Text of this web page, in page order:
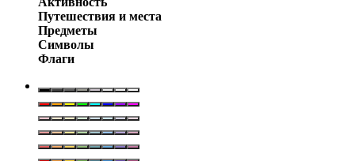
Путешествия и места
Предметы
Символы
Флаги